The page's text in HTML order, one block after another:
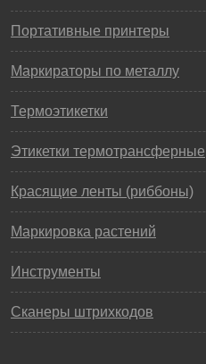
Портативные принтеры
Маркираторы по металлу
Термоэтикетки
Этикетки термотрансферные
Красящие ленты (риббоны)
Маркировка растений
Инструменты
Сканеры штрихкодов